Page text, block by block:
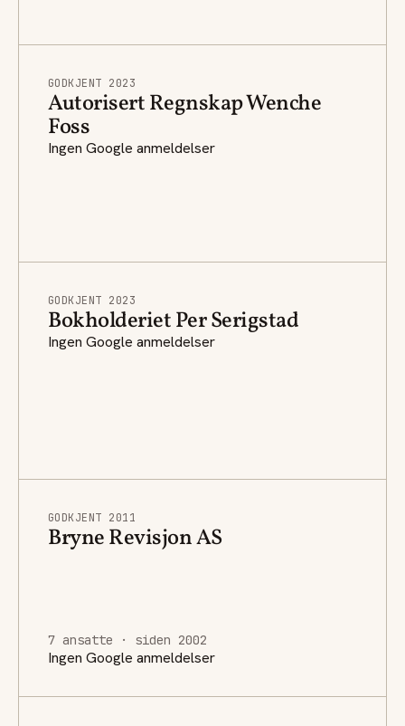
GODKJENT 2023
Autorisert Regnskap Wenche
Foss
Ingen Google anmeldelser
GODKJENT 2023
Bokholderiet Per Serigstad
Ingen Google anmeldelser
GODKJENT 2011
Bryne Revisjon AS
7 ansatte · siden 2002
Ingen Google anmeldelser